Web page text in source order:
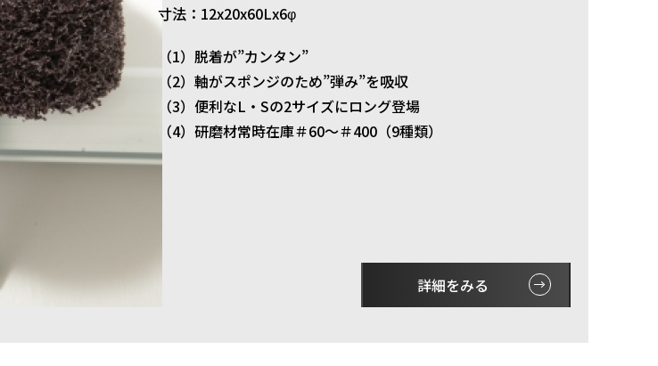
寸法：12x20x60Lx6φ
（1）脱着が”カンタン”
（2）軸がスポンジのため”弾み”を吸収
（3）便利なL・Sの2サイズにロング登場
（4）研磨材常時在庫＃60～＃400（9種類）
詳細をみる